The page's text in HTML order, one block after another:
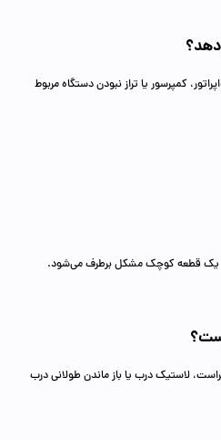
کمپرسور یا تراز نبودن دستگاه مربوط
یک قطعه کوچک مشکل برطرف می‌شود.
لاستیک درب یا باز ماندن طولانی درب